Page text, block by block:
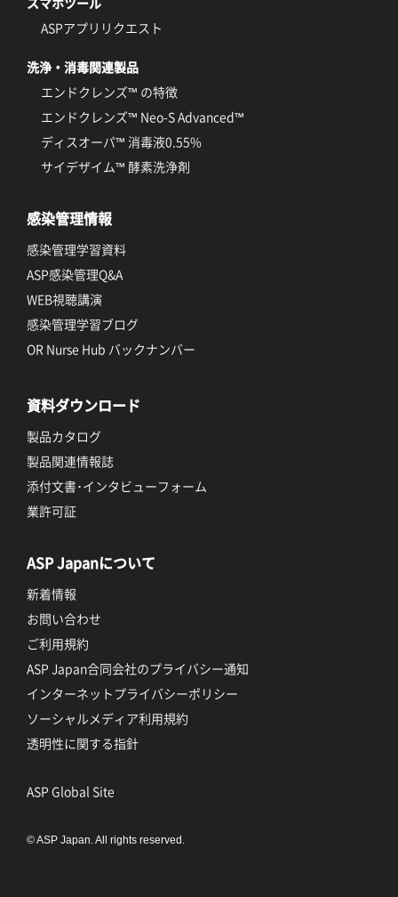
ASPアプリリクエスト
洗浄・消毒関連製品
エンドクレンズ™ の特徴
エンドクレンズ™ Neo-S Advanced™
ディスオーパ™ 消毒液0.55%
サイデザイム™ 酵素洗浄剤
感染管理情報
感染管理学習資料
ASP感染管理Q&A
WEB視聴講演
感染管理学習ブログ
OR Nurse Hub バックナンバー
資料ダウンロード
製品カタログ
製品関連情報誌
添付文書･インタビューフォーム
業許可証
ASP Japanについて
新着情報
お問い合わせ
ご利用規約
ASP Japan合同会社のプライバシー通知
インターネットプライバシーポリシー
ソーシャルメディア利用規約
透明性に関する指針
ASP Global Site
© ASP Japan. All rights reserved.